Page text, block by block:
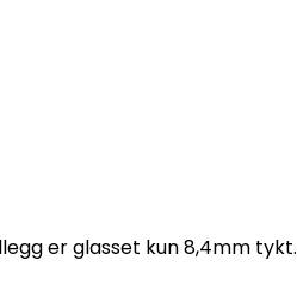
er glasset kun 8,4mm tykt.